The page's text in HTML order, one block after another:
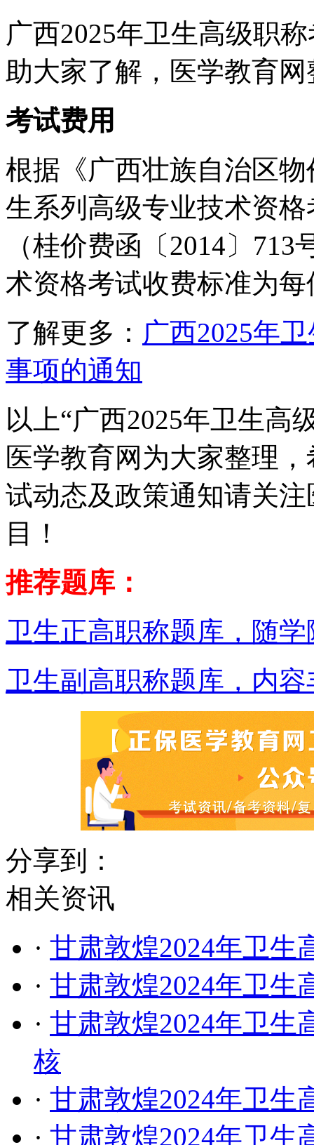
广西2025年卫生高级职
助大家了解，医学教育
考试费用
根据《广西壮族自治区
生系列高级专业技术资
（桂价费函〔2014〕
术资格考试收费标准为每
了解更多： 广西2025年
事项的通知
以上“广西2025年卫生高
医学教育网为大家整理
试动态及政策通知请关
目！
推荐题库：
卫生正高职称题库，随
卫生副高职称题库，内
分享到：
相关资讯
· 甘肃敦煌2024年卫生
· 甘肃敦煌2024年卫生
· 甘肃敦煌2024年卫生
核
· 甘肃敦煌2024年卫生
· 甘肃敦煌2024年卫生